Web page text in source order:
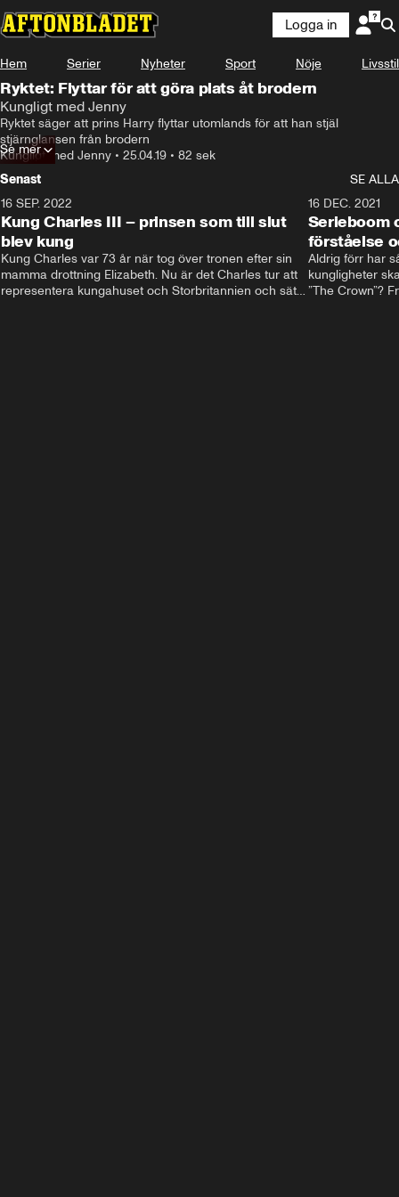
Logga in
Hem Serier Nyheter Sport Nöje Livsstil
Ryktet: Flyttar för att göra plats åt brodern
Kungligt med Jenny
Ryktet säger att prins Harry flyttar utomlands för att han stjäl
stjärnglansen från brodern
Kungligt med Jenny • 25.04.19 • 82 sek
Se mer
Senast
SE ALLA
16 SEP. 2022
Kung Charles III – prinsen som till slut
blev kung
Kung Charles var 73 år när tog över tronen efter sin
mamma drottning Elizabeth. Nu är det Charles tur att
representera kungahuset och Storbritannien och sätta
16 DEC. 2021
Serieboom
förståelse
Aldrig förr har
kungligheter
”The Crown”?